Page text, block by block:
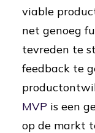
viable
net genoeg
tevreden te
feedback te
MVP is een
op de markt